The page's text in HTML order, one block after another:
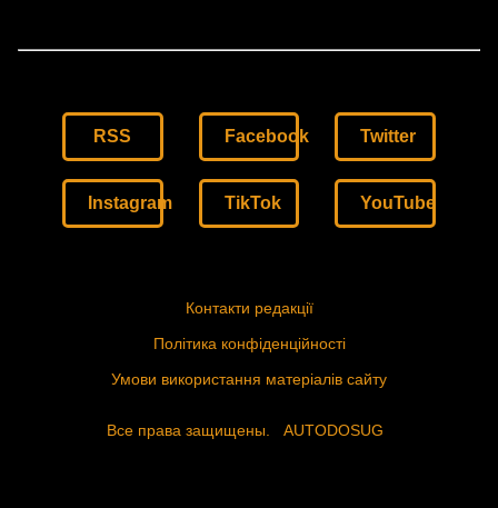
RSS Facebook Twitter
Instagram TikTok YouTube
Контакти редакції
Політика конфіденційності
Умови використання матеріалів сайту
Все права защищены. AUTODOSUG